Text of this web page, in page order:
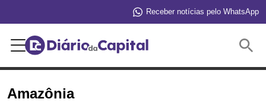
Receber notícias pelo WhatsApp
Amazônia